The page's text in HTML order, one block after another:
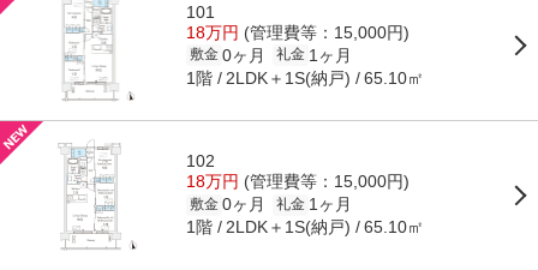
101
18万円 (管理費等：15,000円)
敷金 0ヶ月 礼金 1ヶ月
1階 2LDK＋1S(納戸) 65.10㎡
102
18万円 (管理費等：15,000円)
敷金 0ヶ月 礼金 1ヶ月
1階 2LDK＋1S(納戸) 65.10㎡